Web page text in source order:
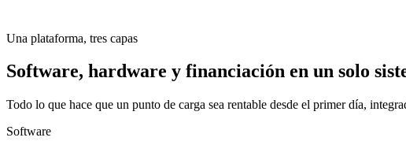
Una plataforma, tres capas
Software, hardware y financiación en un solo
Todo lo que hace que un punto de carga sea rentable desde el primer día,
Software